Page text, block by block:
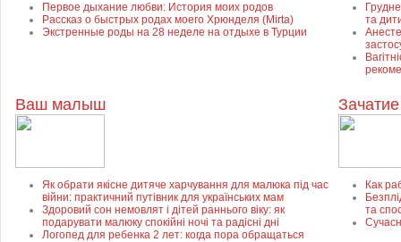
Первое дыхание любви: История моих родов
Рассказ о быстрых родах моего Хрюнделя (Mirta)
Экстренные роды на 28 неделе на отдыхе в Турции
та
Ваш малыш
Як обрати якісне дитяче харчування для малюка під час
війни: практичний путівник для українських мам
Здоровий сон немовлят і дітей раннього віку: як
подарувати малюку спокійні ночі та радісні дні
Логопед для ребенка 2 лет: когда пора обращаться
Зачатие
Как
та